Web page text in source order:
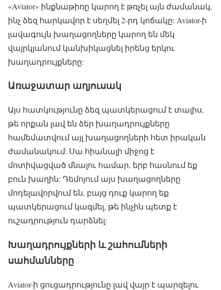
«Aviator» ինքնաթիռը կարող է թռչել այն ժամանակ,
ինչ ձեզ հարկավոր է սեղմել 2-րդ կոճակը: Aviator-ի
լավագույն խաղացողները կարող են մեկ
վայրկյանում կանխիկացնել իրենց երկու
խաղադրույքները:
Առաջատար աղյուսակ
Այս հատկությունը ձեզ պատկերացում է տալիս,
թե որքան լավ են ձեր խաղադրույքները
համեմատվում այլ խաղացողների հետ իրական
ժամանակում: Սա հիանալի միջոց է
մոտիվացված մնալու համար, երբ հասնում եք
բուն խաղին: Դեմոյում այս խաղացողները
մոդելավորվում են, բայց դուք կարող եք
պատկերացում կազմել, թե ինչին պետք է
ուշադրություն դարձնել:
Խաղադրույքների և շահումների
սահմանները
Aviator-ի ցուցադրությունը լավ վայր է պարզելու